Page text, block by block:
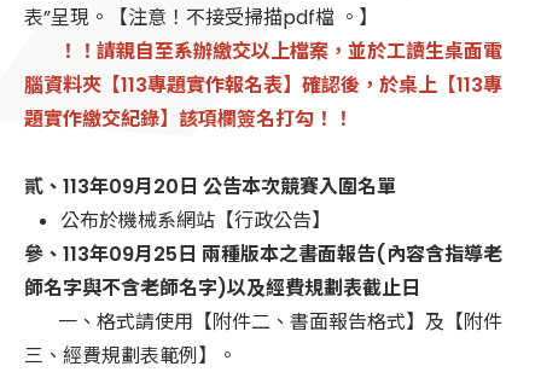
表”呈現。【注意！不接受掃描pdf檔 。】
！！請親自至系辦繳交以上檔案，並於工讀生桌面電
腦資料夾【113專題實作報名表】確認後，於桌上【113專
題實作繳交紀錄】該項欄簽名打勾！！
貳、113年09月20日 公告本次競賽入圍名單
公布於機械系網站【行政公告】
參、113年09月25日 兩種版本之書面報告(內容含指導老
師名字與不含老師名字)以及經費規劃表截止日
一、格式請使用【附件二、書面報告格式】及【附件
三、經費規劃表範例】。